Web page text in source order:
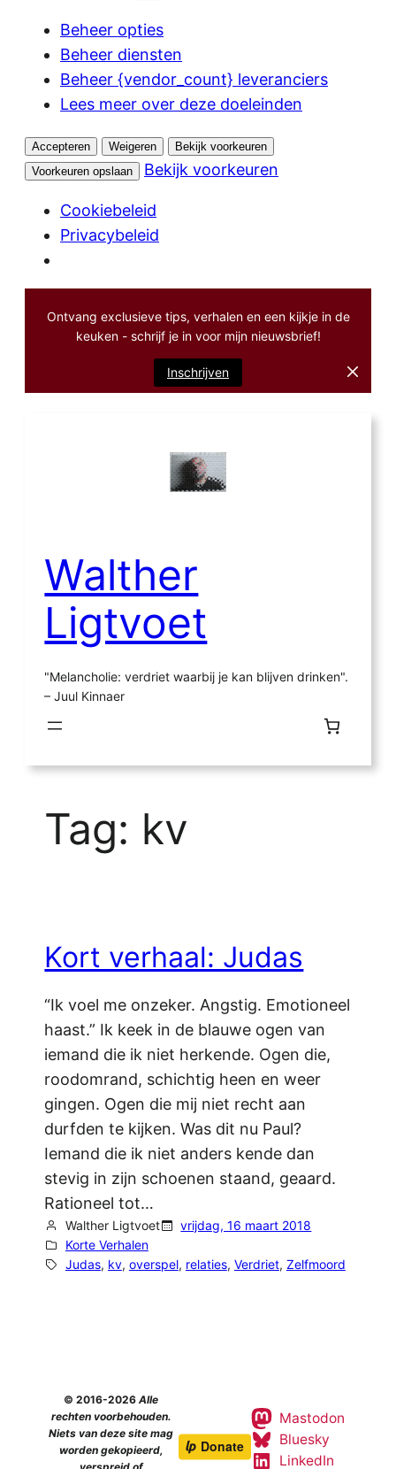
Beheer opties
Beheer diensten
Beheer {vendor_count} leveranciers
Lees meer over deze doeleinden
Accepteren Weigeren
Bekijk voorkeuren
Voorkeuren opslaan
Bekijk voorkeuren
Cookiebeleid
Privacybeleid
Ontvang exclusieve tips, verhalen en een kijkje in de
keuken - schrijf je in voor mijn nieuwsbrief!
Inschrijven
Walther
Ligtvoet
"Melancholie: verdriet waarbij je kan blijven drinken".
– Juul Kinnaer
Tag: kv
Kort verhaal: Judas
“Ik voel me onzeker. Angstig. Emotioneel
haast.” Ik keek in de blauwe ogen van
iemand die ik niet herkende. Ogen die,
roodomrand, schichtig heen en weer
gingen. Ogen die mij niet recht aan
durfden te kijken. Was dit nu Paul?
Iemand die ik niet anders kende dan
stevig in zijn schoenen staand, geaard.
Rationeel tot…
Walther Ligtvoet
vrijdag, 16 maart 2018
Korte Verhalen
Judas, kv, overspel, relaties, Verdriet, Zelfmoord
© 2016-2026Alle
rechten voorbehouden.
Niets van deze site mag
worden gekopieerd,
Mastodon
Bluesky
LinkedIn